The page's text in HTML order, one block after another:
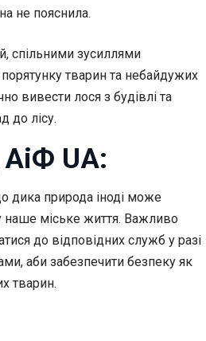
не пояснила.
спільними зусиллями
тварин та небайдужих
вивести лося з будівлі та
до лісу.
UA:
дика природа іноді може
наше міське життя. Важливо
до відповідних служб у разі
аби забезпечити безпеку як
тварин.